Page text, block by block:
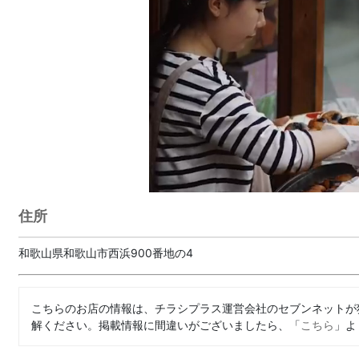
住所
和歌山県和歌山市西浜900番地の4
こちらのお店の情報は、チラシプラス運営会社のセブンネット
解ください。掲載情報に間違いがございましたら、「こちら 」